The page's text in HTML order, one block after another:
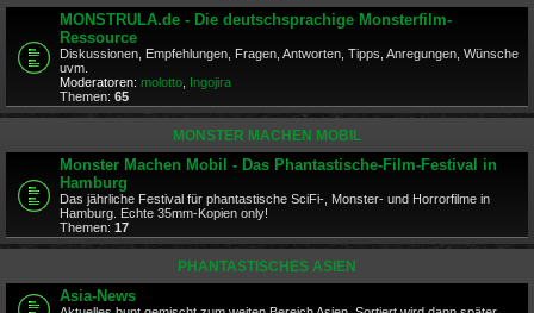
MONSTRULA.de - Die deutschsprachige Monsterfilm-
Ressource
Diskussionen, Empfehlungen, Fragen, Antworten, Tipps, Anregungen, Wünsche
uvm.
Moderatoren: molotto Ingojira
Themen: 65
MONSTER MACHEN MOBIL
Monster Machen Mobil - Das Phantastische-Film-Festival in
Hamburg
Das jährliche Festival für phantastische SciFi-, Monster- und Horrorfilme in
Hamburg. Echte 35mm-Kopien only!
Themen: 17
PHANTASTISCHES ASIEN
Asia-News